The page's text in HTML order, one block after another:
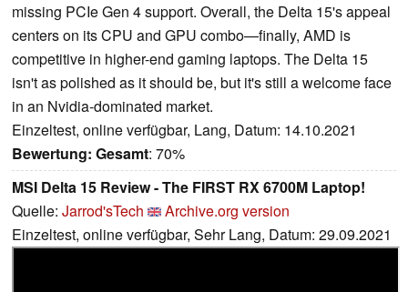
missing PCIe Gen 4 support. Overall, the Delta 15's appeal
centers on its CPU and GPU combo—finally, AMD is
competitive in higher-end gaming laptops. The Delta 15
isn't as polished as it should be, but it's still a welcome face
in an Nvidia-dominated market.
Einzeltest, online verfügbar, Lang, Datum: 14.10.2021
Bewertung: Gesamt: 70%
MSI Delta 15 Review - The FIRST RX 6700M Laptop!
Quelle: Jarrod'sTech
Archive.org version
Einzeltest, online verfügbar, Sehr Lang, Datum: 29.09.2021